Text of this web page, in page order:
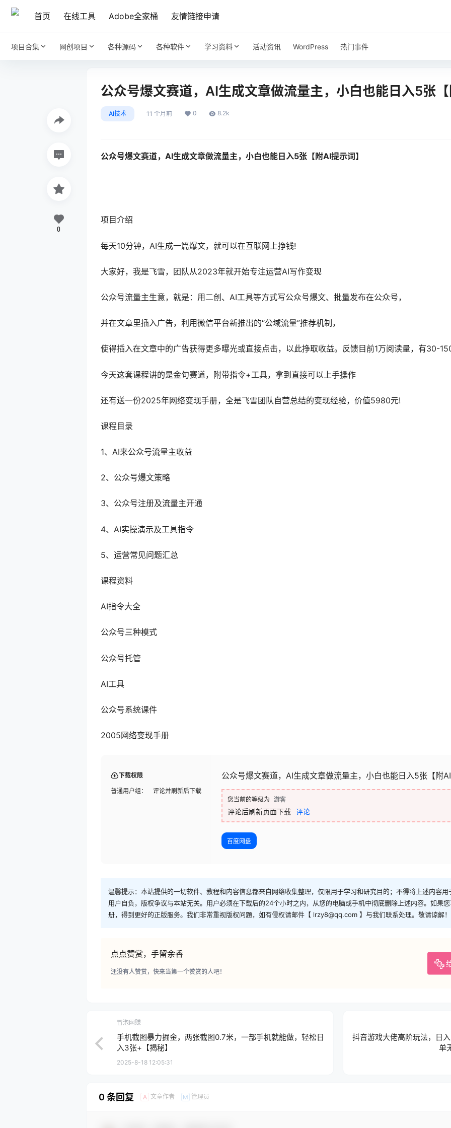
首页 在线工具 Adobe全家桶 友情链接申请
项目合集 网创项目 各种源码 各种软件 学习资料 活动资讯 WordPress 热门事件
公众号爆文赛道，AI生成文章做流量主，小白也能日入5张【
AI技术 11 个月前 0 8.2k
公众号爆文赛道，AI生成文章做流量主，小白也能日入5张【附AI提示词】
项目介绍
每天10分钟，AI生成一篇爆文，就可以在互联网上挣钱!
大家好，我是飞雪，团队从2023年就开始专注运营AI写作变现
公众号流量主生意，就是：用二创、AI工具等方式写公众号爆文、批量发布在公众号，
并在文章里插入广告，利用微信平台新推出的“公域流量”推荐机制，
使得插入在文章中的广告获得更多曝光或直接点击，以此挣取收益。反馈目前1万阅读量，有30-
今天这套课程讲的是金句赛道，附带指令+工具，拿到直接可以上手操作
还有送一份2025年网络变现手册，全是飞雪团队自营总结的变现经验，价值5980元!
课程目录
1、AI来公众号流量主收益
2、公众号爆文策略
3、公众号注册及流量主开通
4、AI实操演示及工具指令
5、运营常见问题汇总
课程资料
AI指令大全
公众号三种模式
公众号托管
AI工具
公众号系统课件
2005网络变现手册
下载权限
普通用户组： 评论并刷新后下载
公众号爆文赛道，AI生成文章做流量主，小白也能日入5张【附AI
您当前的等级为 游客
评论后刷新页面下载 评论
百度网盘
温馨提示：本站提供的一切软件、教程和内容信息都来自网络收集整理，仅限用于学习和研究目的；不得将上述内容
用户自负，版权争议与本站无关。用户必须在下载后的24个小时之内，从您的电脑或手机中彻底删除上述内容。如果
册，得到更好的正版服务。我们非常重视版权问题，如有侵权请邮件【 lrzy8@qq.com 】与我们联系处理。敬请谅解！
点点赞赏，手留余香
还没有人赞赏，快来当第一个赞赏的人吧！
0
冒泡网赚
手机截图暴力掘金，两张截图0.7米，一部手机就能做，轻松日
入3张+【揭秘】
2025-8-18 12:05:31
抖音游戏大佬高阶玩法，日
单
0 条回复 A 文章作者 M 管理员